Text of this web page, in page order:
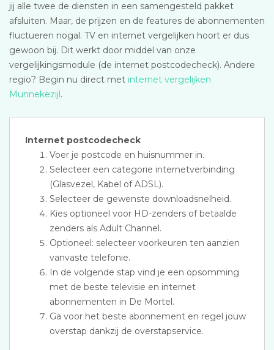
jij alle twee de diensten in een samengesteld pakket
afsluiten. Maar, de prijzen en de features de abonnementen
fluctueren nogal. TV en internet vergelijken hoort er dus
gewoon bij. Dit werkt door middel van onze
vergelijkingsmodule (de internet postcodecheck). Andere
regio? Begin nu direct met internet vergelijken
Munnekezijl.
Internet postcodecheck
Voer je postcode en huisnummer in.
Selecteer een categorie internetverbinding
(Glasvezel, Kabel of ADSL).
Selecteer de gewenste downloadsnelheid.
Kies optioneel voor HD-zenders of betaalde
zenders als Adult Channel.
Optioneel: selecteer voorkeuren ten aanzien
vanvaste telefonie.
In de volgende stap vind je een opsomming
met de beste televisie en internet
abonnementen in De Mortel.
Ga voor het beste abonnement en regel jouw
overstap dankzij de overstapservice.